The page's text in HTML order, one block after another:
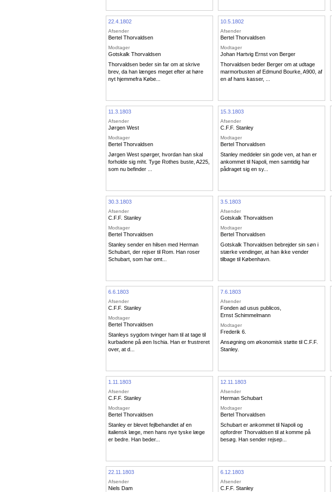
22.4.1802
Afsender
Bertel Thorvaldsen
Modtager
Gotskalk Thorvaldsen
Thorvaldsen beder sin far om at skrive
brev, da han længes meget efter at høre
nyt hjemmefra Købe...
10.5.1802
Afsender
Bertel Thorvaldsen
Modtager
Johan Hartvig Ernst von Berger
Thorvaldsen beder Berger om at udtage
marmorbusten af Edmund Bourke, A900, af
en af hans kasser, ...
11.3.1803
Afsender
Jørgen West
Modtager
Bertel Thorvaldsen
Jørgen West spørger, hvordan han skal
forholde sig mht. Tyge Rothes buste, A225,
som nu befinder ...
15.3.1803
Afsender
C.F.F. Stanley
Modtager
Bertel Thorvaldsen
Stanley meddeler sin gode ven, at han er
ankommet til Napoli, men samtidig har
pådraget sig en sy...
30.3.1803
Afsender
C.F.F. Stanley
Modtager
Bertel Thorvaldsen
Stanley sender en hilsen med Herman
Schubart, der rejser til Rom. Han roser
Schubart, som har omt...
3.5.1803
Afsender
Gotskalk Thorvaldsen
Modtager
Bertel Thorvaldsen
Gotskalk Thorvaldsen bebrejder sin søn i
stærke vendinger, at han ikke vender
tilbage til København.
6.6.1803
Afsender
C.F.F. Stanley
Modtager
Bertel Thorvaldsen
Stanleys sygdom tvinger ham til at tage til
kurbadene på øen Ischia. Han er frustreret
over, at d...
7.6.1803
Afsender
Fonden ad usus publicos
Ernst Schimmelmann
Modtager
Frederik 6.
Ansøgning om økonomisk støtte til C.F.F.
Stanley.
1.11.1803
Afsender
C.F.F. Stanley
Modtager
Bertel Thorvaldsen
Stanley er blevet fejlbehandlet af en
italiensk læge, men hans nye tyske læge
er bedre. Han beder...
12.11.1803
Afsender
Herman Schubart
Modtager
Bertel Thorvaldsen
Schubart er ankommet til Napoli og
opfordrer Thorvaldsen til at komme på
besøg. Han sender rejsep...
22.11.1803
Afsender
Niels Dam
6.12.1803
Afsender
C.F.F. Stanley